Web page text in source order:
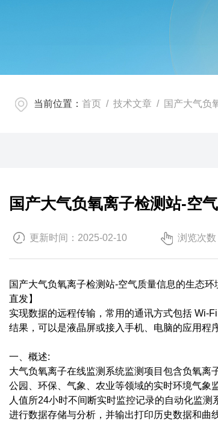
当前位置： 首页 / 技术文章 / 国产大气负
国产大气负氧离子检测站-空
更新时间：2025-02-10 浏览次
国产大气负氧离子检测站-空气质量信息的生态
直发】
实现数据的远程传输，常用的通讯方式包括 Wi-
结果，可以是液晶屏或接入手机、电脑的应用程
一、概述:
大气负氧离子在线监测系统监测项目包含负氧
公园、环保、气象、农业等领域的实时环境气象
人值所24小时不间断实时监控记录的自动化监
进行数据存储与分析，并输出打印历史数据和曲